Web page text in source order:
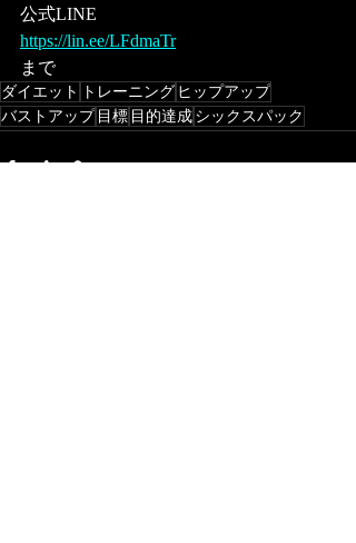
公式LINE
https://lin.ee/LFdmaTr
まで
ダイエット トレーニング ヒップアップ
バストアップ 目標 目的達成 シックスパック